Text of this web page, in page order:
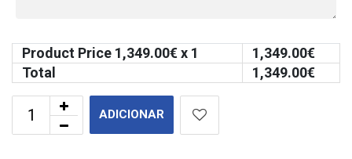
Product Price 1,349.00€ x 1 1,349.00€
Total
1,349.00€
ADICIONAR